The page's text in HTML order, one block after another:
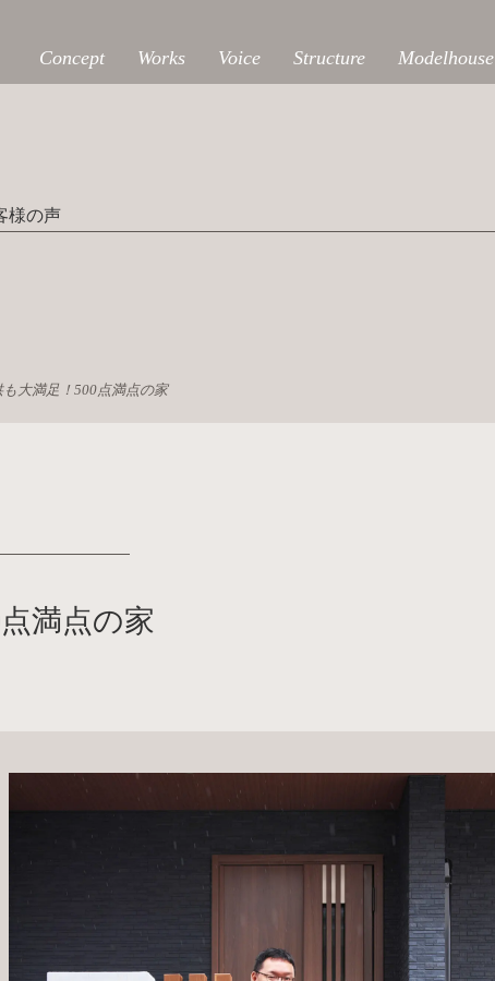
Concept Works Voice Structure Modelhouse
様の声
も大満足！500点満点の家
満点の家